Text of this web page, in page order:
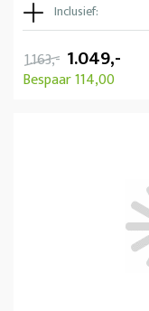
Inclusief:
1.163,- 1.049,-
Bespaar 114,00